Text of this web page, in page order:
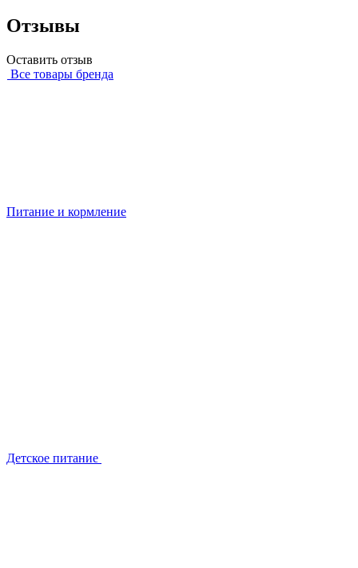
Отзывы
Оставить отзыв
Все товары бренда
Питание и кормление
Детское питание